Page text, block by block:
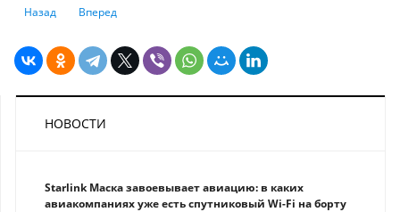
Предыдущий: Как оплачиваются новогодние каникулы в 2024 году и
Назад Следующий: Ремонт: как выбрать строительные материалы
Вперед
НОВОСТИ
Starlink Маска завоевывает авиацию: в каких
авиакомпаниях уже есть спутниковый Wi-Fi на борту